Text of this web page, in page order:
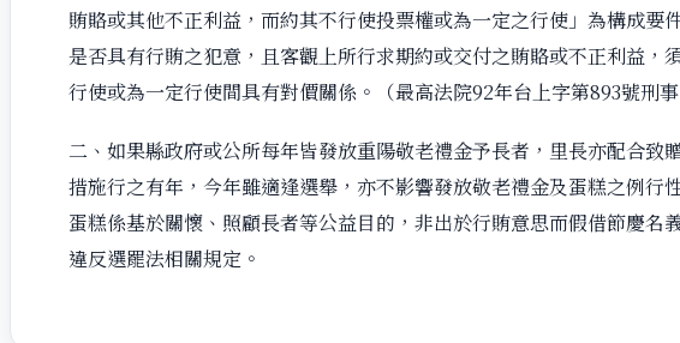
賄賂或其他不正利益，而約其不行使投票權或為一定之行使」為構成要
是否具有行賄之犯意，且客觀上所行求期約或交付之賄賂或不正利益，
行使或為一定行使間具有對價關係。（最高法院92年台上字第893號刑事
二、如果縣政府或公所每年皆發放重陽敬老禮金予長者，里長亦配合致
措施行之有年，今年雖適逢選舉，亦不影響發放敬老禮金及蛋糕之例行
蛋糕係基於關懷、照顧長者等公益目的，非出於行賄意思而假借節慶名
違反選罷法相關規定。